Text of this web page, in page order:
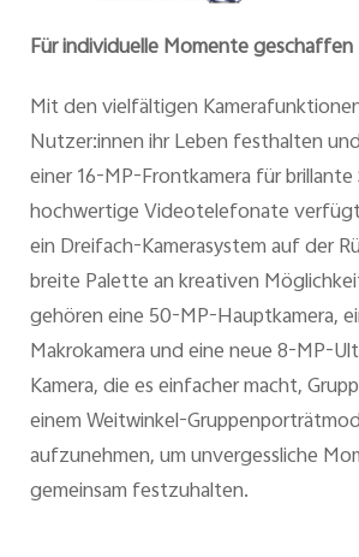
Für individuelle Momente geschaffen
Mit den vielfältigen
Nutzer:innen ihr Leben festhalten
einer 16-MP-Frontkamera für brillante
hochwertige Videotelefonate
ein Dreifach-Kamerasystem auf der
breite Palette an kreativen
gehören eine 50-MP-Hauptkamera,
Makrokamera und eine neue 8-MP-
Kamera, die es einfacher macht,
einem Weitwinkel-
aufzunehmen, um unvergessliche
gemeinsam festzuhalten.